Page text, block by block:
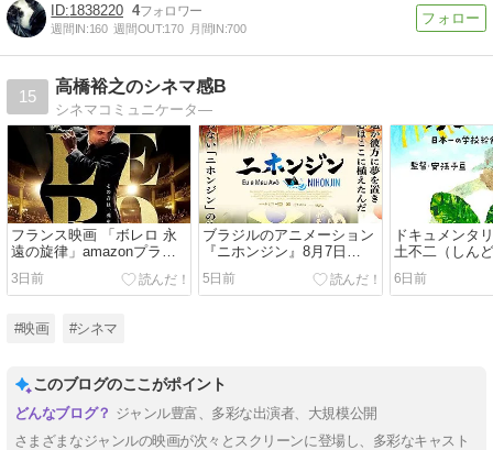
1838220 4
週間IN:160 週間OUT:170 月間IN:700
15
高橋裕之のシネマ感B
シネマコミュニケータ―
フランス映画 「ボレロ 永
遠の旋律」amazonプライ
ム会員特典配信中
3日前
ブラジルのアニメーション
『ニホンジン』8月7日
（金）公開
5日前
ドキュメンタ
土不二（しん
一の学校給食
全国順次公開
6日前
#映画 #シネマ
このブログのここがポイント
ジャンル豊富、多彩な出演者、大規模公開
さまざまなジャンルの映画が次々とスクリーンに登場し、多彩なキャスト